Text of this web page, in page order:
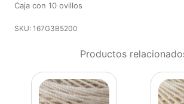
Caja con 10 ovillos
SKU: 167G3B5200
Productos